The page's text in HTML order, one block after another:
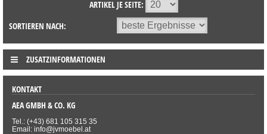
ARTIKEL JE SEITE:
SORTIEREN NACH:
ZUSATZINFORMATIONEN
KONTAKT
AEA GMBH & CO. KG
Tel.: (+43) 681 105 315 35
Email: info@jvmoebel.at